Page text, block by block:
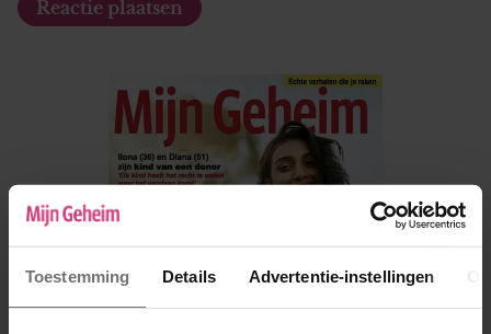
Toestemming Details Advertentie-instellingen